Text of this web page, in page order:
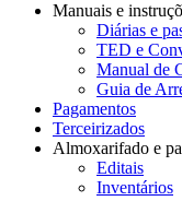
Manuais e
Diárias e
TED e
Manual de
Guia de
Pagamentos
Terceirizados
Almoxarifado e
Editais
Inventários